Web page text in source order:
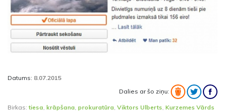
Datums: 8.07.2015
Dalies ar šo ziņu:
Birkas:tiesa, krāpšana, prokuratūra, Viktors Ulberts, Kurzemes Vārds